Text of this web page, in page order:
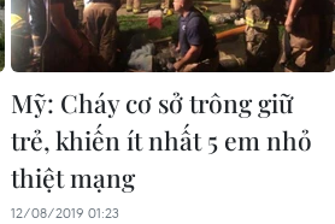
Mỹ: Cháy cơ sở trông giữ
trẻ, khiến ít nhất 5 em nhỏ
thiệt mạng
12/08/2019 01:23